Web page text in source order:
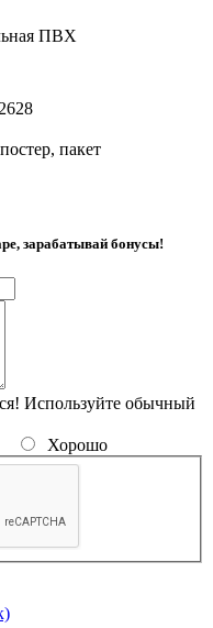
ПВХ
пакет
зарабатывай бонусы!
Используйте обычный
Хорошо